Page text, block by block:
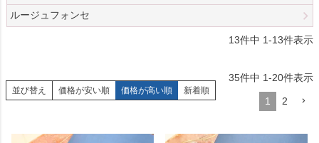
ルージュフォンセ
13件中 1-13件表示
並び替え 価格が安い順 価格が高い順 新着順
35件中 1-20件表示
1 2